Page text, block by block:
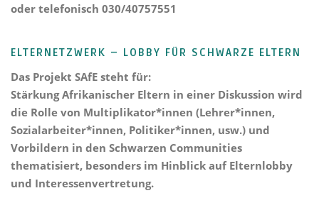
oder telefonisch 030/40757551
ELTERNETZWERK – LOBBY FÜR SCHWARZE ELTERN
Das Projekt SAfE steht für:
Stärkung Afrikanischer Eltern in einer Diskussion wird
die Rolle von Multiplikator*innen (Lehrer*innen,
Sozialarbeiter*innen, Politiker*innen, usw.) und
Vorbildern in den Schwarzen Communities
thematisiert, besonders im Hinblick auf Elternlobby
und Interessenvertretung.